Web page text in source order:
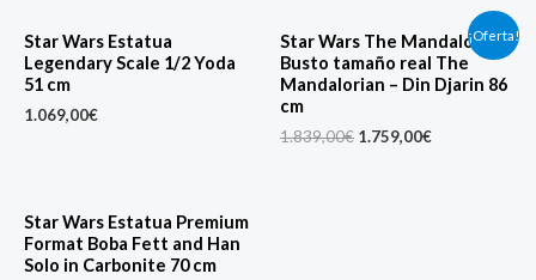
Star Wars Estatua
Legendary Scale 1/2 Yoda
51 cm
1.069,00€
¡Oferta!
Star Wars The Mandalorian
Busto tamaño real The
Mandalorian – Din Djarin 86
cm
1.839,00€
price
was:
1.839,00€.
1.759,00€
Current
price
is:
1.759,00€.
Star Wars Estatua Premium
Format Boba Fett and Han
Solo in Carbonite 70 cm